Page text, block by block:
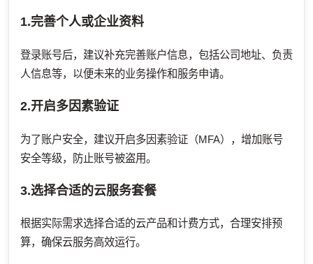
1.完善个人或企业资料
登录账号后，建议补充完善账户信息，包括公司地址、负责
人信息等，以便未来的业务操作和服务申请。
2.开启多因素验证
为了账户安全，建议开启多因素验证（MFA），增加账号
安全等级，防止账号被盗用。
3.选择合适的云服务套餐
根据实际需求选择合适的云产品和计费方式，合理安排预
算，确保云服务高效运行。